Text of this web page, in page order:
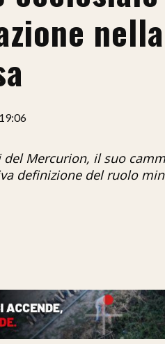
Mercurion, il suo
definizione del ruolo